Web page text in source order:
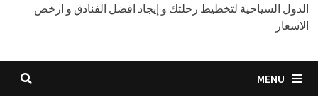
الدول السياحية لتخطيط رحلتك و إيجاد افضل الفنادق و ارخص
الاسعار
MENU